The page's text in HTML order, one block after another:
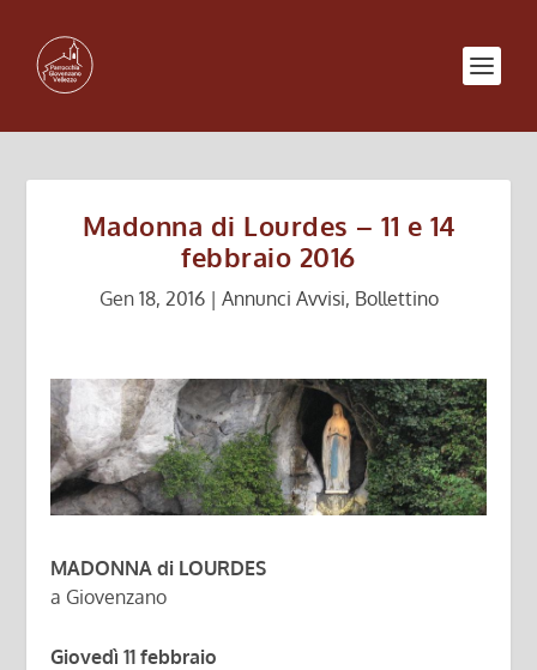
Madonna di Lourdes – 11 e 14
febbraio 2016
Gen 18, 2016| Annunci Avvisi, Bollettino
MADONNA di LOURDES
a Giovenzano
Giovedì 11 febbraio